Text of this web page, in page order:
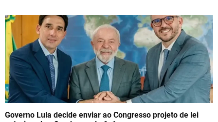
Governo Lula decide enviar ao Congresso projeto de lei